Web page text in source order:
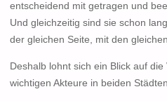
entscheidend mit getragen und
Und gleichzeitig sind sie schon
der gleichen Seite, mit den
Deshalb lohnt sich ein Blick auf
wichtigen Akteure in beiden Städten.